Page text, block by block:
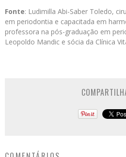
Fonte: Ludimilla Abi-Saber Toledo,
em periodontia e capacitada em
professora na pós-graduação em
Leopoldo Mandic e sócia da Clínica